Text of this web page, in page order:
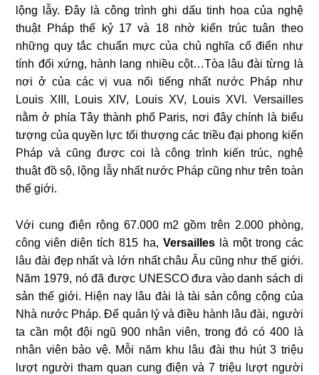
lộng lẫy. Đây là công trình ghi dấu tinh hoa của nghệ
thuật Pháp thế kỷ 17 và 18 nhờ kiến trúc tuân theo
những quy tắc chuẩn mực của chủ nghĩa cổ điển như
tính đối xứng, hành lang nhiều cột…Tòa lâu đài từng là
nơi ở của các vị vua nổi tiếng nhất nước Pháp như
Louis XIII, Louis XIV, Louis XV, Louis XVI. Versailles
nằm ở phía Tây thành phố Paris, nơi đây chính là biểu
tượng của quyền lực tối thượng các triều đại phong kiến
Pháp và cũng được coi là công trình kiến trúc, nghệ
thuật đồ sộ, lộng lẫy nhất nước Pháp cũng như trên toàn
thế giới.
Với cung điện rộng 67.000 m2 gồm trên 2.000 phòng,
công viên diện tích 815 ha, Versailleslà một trong các
lâu đài đẹp nhất và lớn nhất châu Âu cũng như thế giới.
Năm 1979, nó đã được UNESCO đưa vào danh sách di
sản thế giới. Hiện nay lâu đài là tài sản công cộng của
Nhà nước Pháp. Để quản lý và điều hành lâu đài, người
ta cần một đội ngũ 900 nhân viên, trong đó có 400 là
nhân viên bảo vệ. Mỗi năm khu lâu đài thu hút 3 triệu
lượt người tham quan cung điện và 7 triệu lượt người